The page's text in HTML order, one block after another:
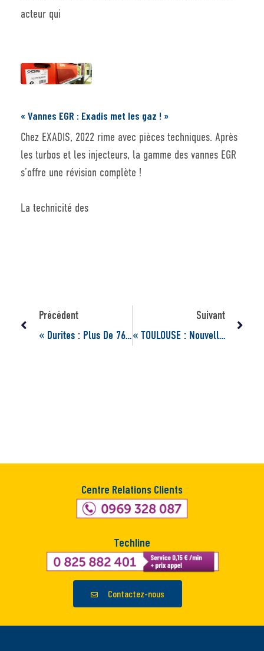
acteur qui
« Vannes EGR : Exadis met les gaz ! »
Chez EXADIS, 2022 rime avec pièces techniques. Après
les turbos et les injecteurs, la gamme des vannes EGR
s’offre une révision complète !
La technicité des
Précédent
« Durites : Plus De 760 Réfs GATES Disponibles ! »
Suivant
« TOULOUSE : Nouvelles Implantations Disponibles !! »
Centre Relations Clients
Techline
Contactez-nous